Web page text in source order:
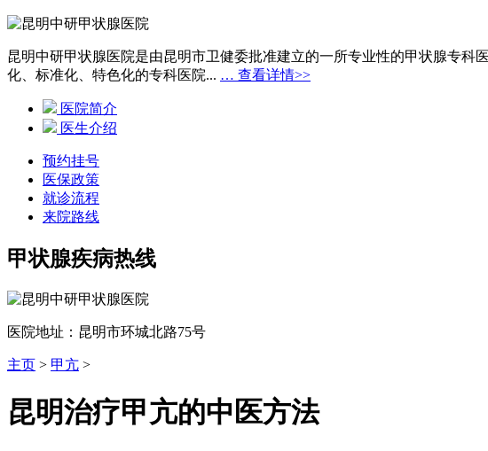
昆明中研甲状腺医院是由昆明市卫健委批准建立的一所专业性的甲状腺专
化、标准化、特色化的专科医院... … 查看详情>>
医院简介
医生介绍
预约挂号
医保政策
就诊流程
来院路线
甲状腺疾病热线
医院地址：昆明市环城北路75号
主页 > 甲亢 >
昆明治疗甲亢的中医方法